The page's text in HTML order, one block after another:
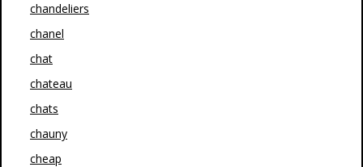
chandeliers
chanel
chat
chateau
chats
chauny
cheap